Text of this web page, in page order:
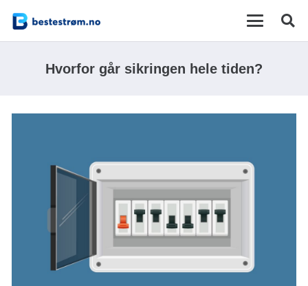
Hvorfor går sikringen hele tiden?